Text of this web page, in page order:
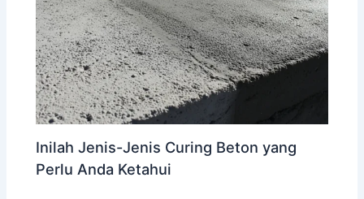
Inilah Jenis-Jenis Curing Beton yang
Perlu Anda Ketahui